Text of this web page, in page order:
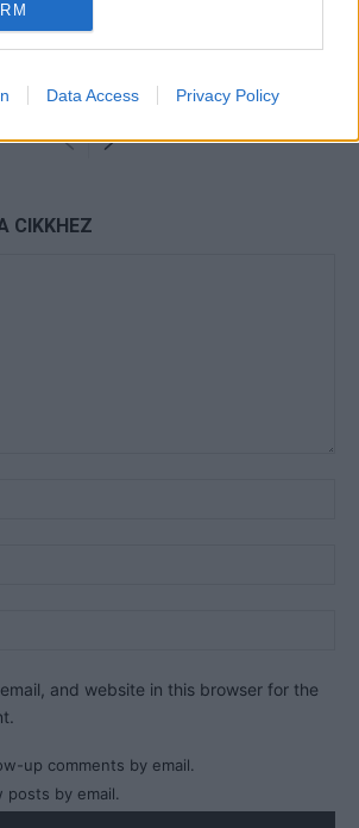
Data Access Privacy Policy
Robbs: Adéle és az örökölt
13. rész
CIKKHEZ
and website in this browser for the
up comments by email.
by email.